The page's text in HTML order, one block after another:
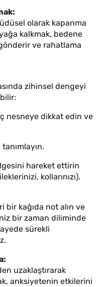
olarak kapanma
kalkmak, bedene
ve rahatlama
zihinsel dengeyi
nesneye dikkat edin ve
hareket ettirin
kollarınızı).
kağıda not alın ve
bir zaman diliminde
sürekli
uzaklaştırarak
anksiyetenin etkilerini